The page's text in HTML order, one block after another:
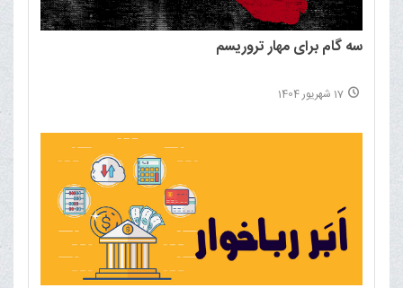
سه گام برای مهار تروریسم
17 شهریور 1404